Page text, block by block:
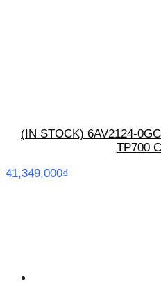
(IN STOCK) 6AV2124-
TP700
41,349,000₫